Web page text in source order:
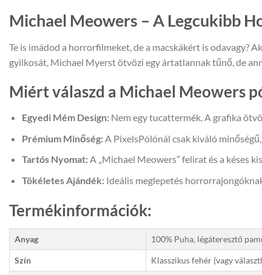
Michael Meowers – A Legcukibb
Te is imádod a horrorfilmeket, de a macskákért is odavagy?
gyilkosát, Michael Myerst ötvözi egy ártatlannak tűnő, de
Miért válaszd a Michael Meowers
Egyedi Mém Design:Nem egy tucattermék. A grafika
Prémium Minőség:A PixelsPólónál csak kiváló
Tartós Nyomat:A „Michael Meowers” felirat és a késes
Tökéletes Ajándék:Ideális meglepetés
Termékinformációk:
Anyag 100% Puha, légáteresztő
Szín Klasszikus fehér (vagy